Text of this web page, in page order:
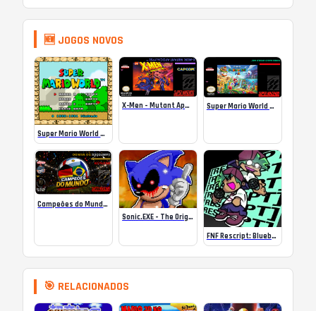
🆕 JOGOS NOVOS
Super Mario World SA-1 Online
X-Men – Mutant Apocalypse Rebalanced Online Super Mario World Mix Online
Campeões do Mundo (ISS) Online
Sonic.EXE – The Original Game Online
FNF Rescript: Blueballed
🎯 RELACIONADOS